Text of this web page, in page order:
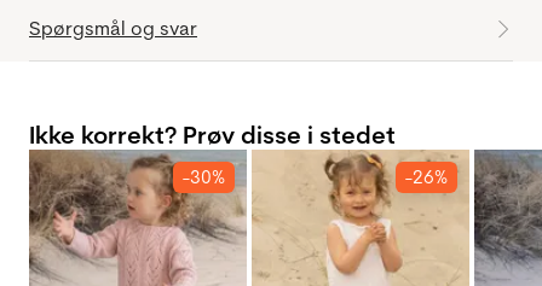
Spørgsmål og svar
Ikke korrekt? Prøv disse i stedet
-30% -26%